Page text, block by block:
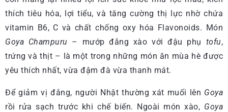
thích tiêu hóa, lợi tiểu, và tăng cường thị lực nhờ chứa
vitamin B6, C và chất chống oxy hóa Flavonoids. Món
Goya Champuru – mướp đắng xào với đậu phụ tofu,
trứng và thịt – là một trong những món ăn mùa hè được
yêu thích nhất, vừa đậm đà vừa thanh mát.
Để giảm vị đắng, người Nhật thường xát muối lên Goya
rồi rửa sạch trước khi chế biến. Ngoài món xào, Goya